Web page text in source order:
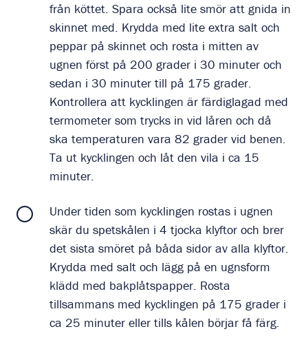
från köttet. Spara också lite smör att gnida in
skinnet med. Krydda med lite extra salt och
peppar på skinnet och rosta i mitten av
ugnen först på 200 grader i 30 minuter och
sedan i 30 minuter till på 175 grader.
Kontrollera att kycklingen är färdiglagad med
termometer som trycks in vid låren och då
ska temperaturen vara 82 grader vid benen.
Ta ut kycklingen och låt den vila i ca 15
minuter.
Under tiden som kycklingen rostas i ugnen
skär du spetskålen i 4 tjocka klyftor och brer
det sista smöret på båda sidor av alla klyftor.
Krydda med salt och lägg på en ugnsform
klädd med bakplåtspapper. Rosta
tillsammans med kycklingen på 175 grader i
ca 25 minuter eller tills kålen börjar få färg.